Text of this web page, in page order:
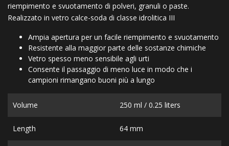
riempimento e svuotamento di polveri, granuli o paste.
Realizzato in vetro calce-soda di classe idrolitica III
Ampia apertura per un facile riempimento e svuotamento
Resistente alla maggior parte delle sostanze chimiche
Vetro spesso meno sensibile agli urti
Consente il passaggio di meno luce in modo che i
campioni rimangano buoni più a lungo
Volume 250 ml / 0.25 liters
Length 64 mm